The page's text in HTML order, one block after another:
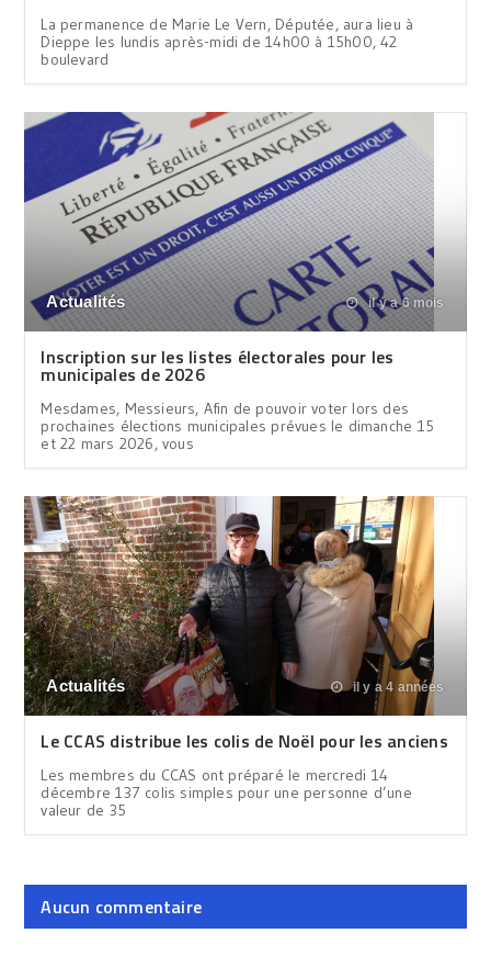
La permanence de Marie Le Vern, Députée, aura lieu à
Dieppe les lundis après-midi de 14h00 à 15h00, 42
boulevard
Actualités il y a 6 mois
Inscription sur les listes électorales pour les
municipales de 2026
Mesdames, Messieurs, Afin de pouvoir voter lors des
prochaines élections municipales prévues le dimanche 15
et 22 mars 2026, vous
Actualités il y a 4 années
Le CCAS distribue les colis de Noël pour les anciens
Les membres du CCAS ont préparé le mercredi 14
décembre 137 colis simples pour une personne d’une
valeur de 35
Aucun commentaire